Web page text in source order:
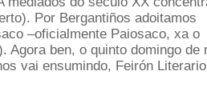
Por Bergantiños adoitamos
–oficialmente Paiosaco, xa o
Agora ben, o quinto domingo de
vai ensumindo, Feirón